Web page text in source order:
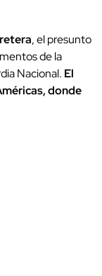
, el presunto
de la
Nacional. El
donde